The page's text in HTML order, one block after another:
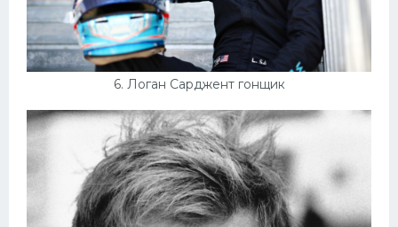
6. Логан Сарджент гонщик